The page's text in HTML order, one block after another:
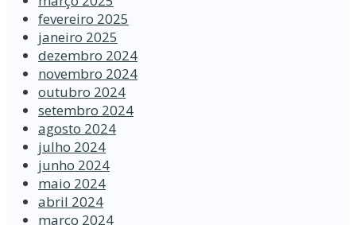
fevereiro 2025
janeiro 2025
dezembro 2024
novembro 2024
outubro 2024
setembro 2024
agosto 2024
julho 2024
junho 2024
maio 2024
abril 2024
março 2024